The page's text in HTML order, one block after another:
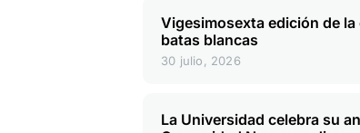
Vigesimosexta edición de
batas blancas
30 julio, 2026
La Universidad celebra su